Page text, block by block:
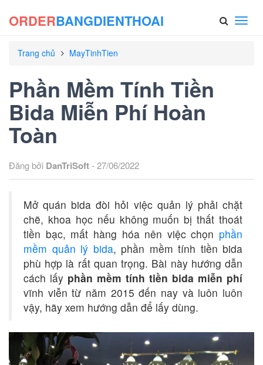
ORDERBANGDIENTHOAI
Trang chủ
MayTinhTien
Phần Mềm Tính Tiền
Bida Miễn Phí Hoàn
Toàn
Đăng bởi DanTriSoft- 27/06/2022
Mở quán bida đòi hỏi việc quản lý phải chặt
chẽ, khoa học nếu không muốn bị thất thoát
tiền bạc, mất hàng hóa nên việc chọn phần
mềm quản lý bida, phần mềm tính tiền bida
phù hợp là rất quan trọng. Bài này hướng dẫn
cách lấy phần mềm tính tiền bida miễn phí
vĩnh viễn từ năm 2015 đến nay và luôn luôn
vậy, hãy xem hướng dẫn để lấy dùng.